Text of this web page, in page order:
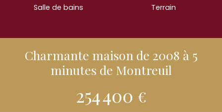
Salle de bains
Terrain
Charmante maison de 2008 à 5
minutes de Montreuil
254 400 €